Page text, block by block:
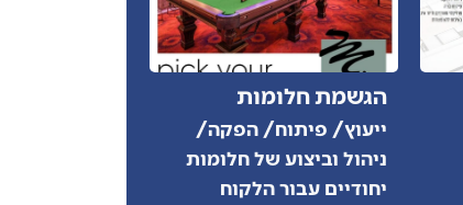
הגשמת חלומות
ייעוץ/ פיתוח/ הפקה/
ניהול וביצוע של חלומות
יחודיים עבור הלקוח